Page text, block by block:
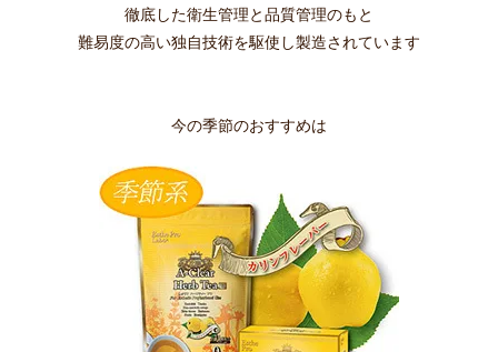
徹底した衛生管理と品質管理のもと
難易度の高い独自技術を駆使し製造されています
今の季節のおすすめは